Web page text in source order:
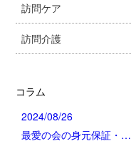
訪問ケア
訪問介護
コラム
2024/08/26
最愛の会の身元保証・…